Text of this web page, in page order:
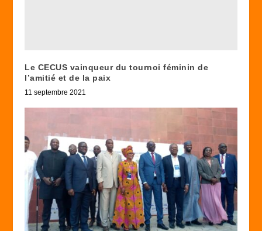
Le CECUS vainqueur du tournoi féminin de
l’amitié et de la paix
11 septembre 2021